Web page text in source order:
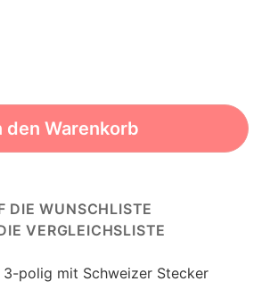
den Warenkorb
DIE WUNSCHLISTE
VERGLEICHSLISTE
polig mit Schweizer Stecker